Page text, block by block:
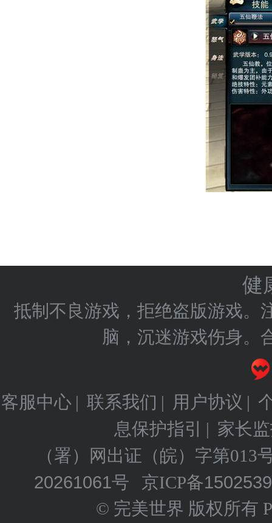
健
抵制不良游戏，拒绝盗版游戏。
脑，沉迷游戏伤身。
客服中心 | 联系我们 | 用户协议 |
息保护指引 | 家长
（署）网出证（皖）字第013
20261061号 京ICP备
© 完美世界 版权所有